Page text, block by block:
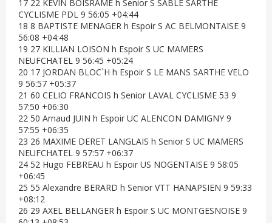
17 22 KEVIN BOISRAME h Senior S SABLE SARTHE
CYCLISME PDL 9 56:05 +04:44
18 8 BAPTISTE MENAGER h Espoir S AC BELMONTAISE 9
56:08 +04:48
19 27 KILLIAN LOISON h Espoir S UC MAMERS
NEUFCHATEL 9 56:45 +05:24
20 17 JORDAN BLOC`H h Espoir S LE MANS SARTHE VELO
9 56:57 +05:37
21 60 CELIO FRANCOIS h Senior LAVAL CYCLISME 53 9
57:50 +06:30
22 50 Arnaud JUIN h Espoir UC ALENCON DAMIGNY 9
57:55 +06:35
23 26 MAXIME DERET LANGLAIS h Senior S UC MAMERS
NEUFCHATEL 9 57:57 +06:37
24 52 Hugo FEBREAU h Espoir US NOGENTAISE 9 58:05
+06:45
25 55 Alexandre BERARD h Senior VTT HANAPSIEN 9 59:33
+08:12
26 29 AXEL BELLANGER h Espoir S UC MONTGESNOISE 9